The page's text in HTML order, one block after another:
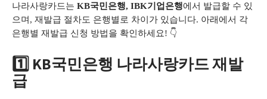
나라사랑카드는 KB국민은행, IBK기업은행에서 발급할 수 있
으며, 재발급 절차도 은행별로 차이가 있습니다. 아래에서 각
은행별 재발급 신청 방법을 확인하세요! 👇
1️⃣ KB국민은행 나라사랑카드 재발
급